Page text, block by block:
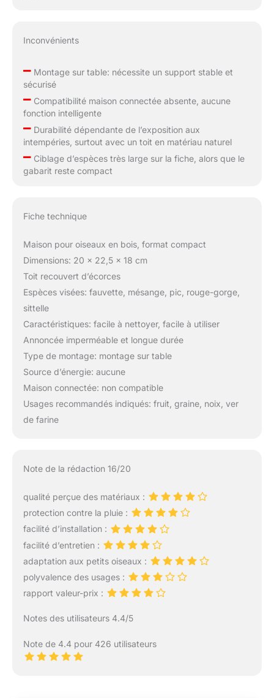
Inconvénients
–Montage sur table: nécessite un support stable et
sécurisé
–Compatibilité maison connectée absente, aucune
fonction intelligente
–Durabilité dépendante de l’exposition aux
intempéries, surtout avec un toit en matériau naturel
–Ciblage d’espèces très large sur la fiche, alors que le
gabarit reste compact
Fiche technique
Maison pour oiseaux en bois, format compact
Dimensions: 20 x 22,5 x 18 cm
Toit recouvert d’écorces
Espèces visées: fauvette, mésange, pic, rouge-gorge,
sittelle
Caractéristiques: facile à nettoyer, facile à utiliser
Annoncée imperméable et longue durée
Type de montage: montage sur table
Source d’énergie: aucune
Maison connectée: non compatible
Usages recommandés indiqués: fruit, graine, noix, ver
de farine
Note de la rédaction 16/20
qualité perçue des matériaux :
protection contre la pluie :
facilité d’installation :
facilité d’entretien :
adaptation aux petits oiseaux :
polyvalence des usages :
rapport valeur-prix :
Notes des utilisateurs 4.4/5
Note de 4.4 pour 426 utilisateurs